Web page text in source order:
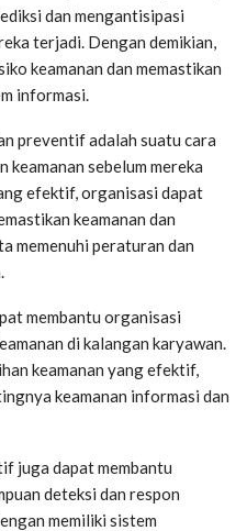
dan mengantisipasi
terjadi. Dengan demikian,
keamanan dan memastikan
informasi.
preventif adalah suatu cara
keamanan sebelum mereka
efektif, organisasi dapat
keamanan dan
memenuhi peraturan dan
membantu organisasi
di kalangan karyawan.
keamanan yang efektif,
keamanan informasi dan
juga dapat membantu
deteksi dan respon
memiliki sistem